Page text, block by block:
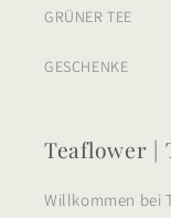
GRÜNER TEE
GESCHENKE
Teaflower |
Willkommen bei